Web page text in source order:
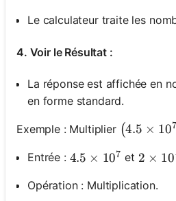
Le calculateur traite les
4. Voir le Résultat :
La réponse est affichée en
en forme standard.
Exemple : Multiplier \left(4.5
(4.5 × 107
Entrée : 4.5 \times 10^7
4.5 × 107 et 2
2 × 10
Opération : Multiplication.